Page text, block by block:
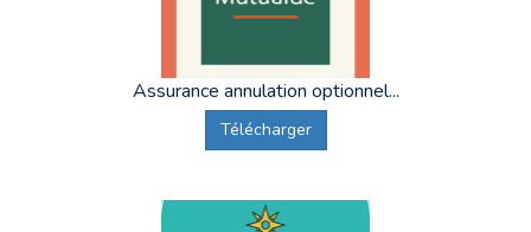
Assurance annulation optionnel...
Télécharger